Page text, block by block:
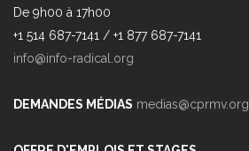
De 9h00 à 17h00
+1 514 687-7141 / +1 877 687-7141
info@info-radical.org
DEMANDES MÉDIAS medias@cprmv.org